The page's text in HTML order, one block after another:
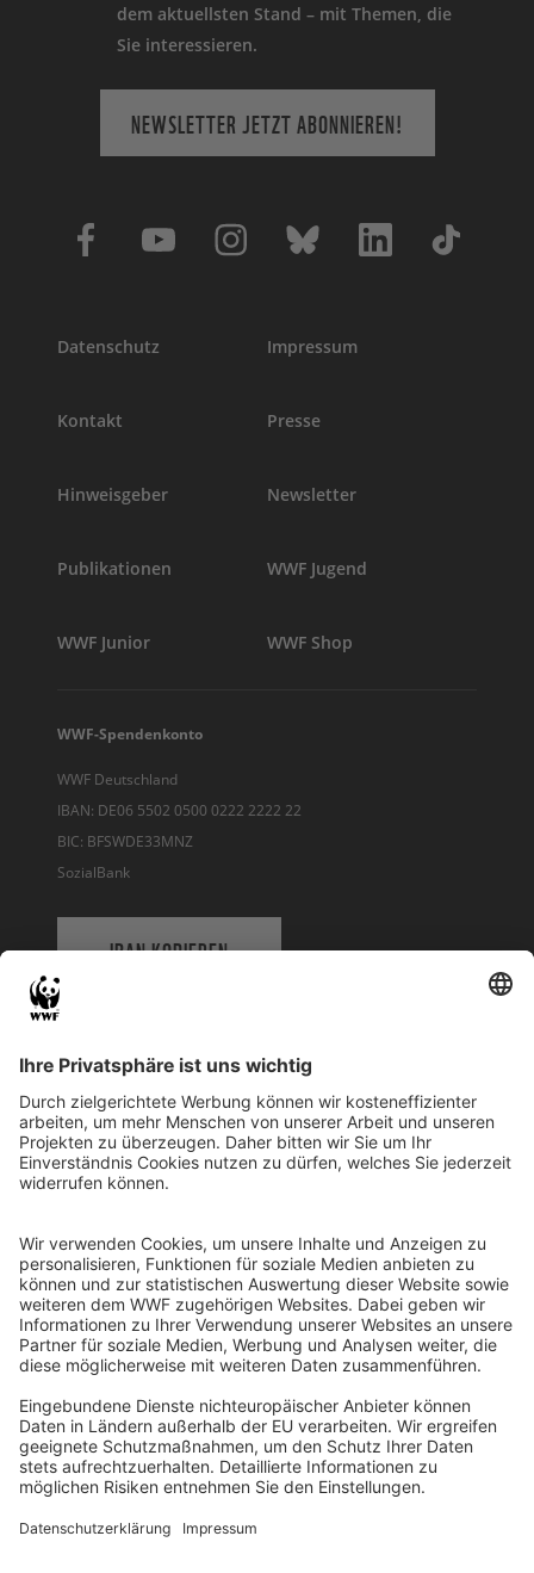
dem aktuellsten Stand – mit Themen, die
Sie interessieren.
NEWSLETTER JETZT ABONNIEREN!
Datenschutz Impressum
Kontakt Presse
Hinweisgeber Newsletter
Publikationen WWF Jugend
WWF Junior WWF Shop
WWF-Spendenkonto
WWF Deutschland
IBAN: DE06 5502 0500 0222 2222 22
BIC: BFSWDE33MNZ
SozialBank
IBAN KOPIEREN
WWF Deutschland
Reinhardtstr. 18
10117 Berlin
Ihre Spende kann steuerlich geltend gemacht werden
Registriert als Stiftung WWF Deutschland, Senatsverwaltung für
Justiz Berlin, Az: 3416/976/2
Umsatzsteuer-Identifikationsnummer: DE 114236103
Freistellungsbescheid: Als gemeinnützige Körperschaft befreit
von der Körperschaftssteuer gem. §5 I 9 KStg. unter der
Steuernummer 27/641/09321